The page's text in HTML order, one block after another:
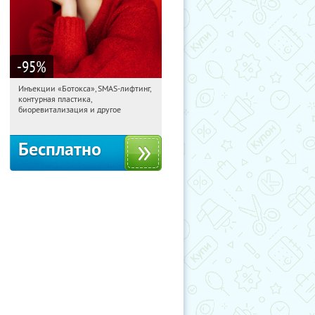
-95%
22:59:27 Получили:2948
Кантемировская
Инъекции «Ботокса», SMAS-лифтинг,
контурная пластика,
биоревитализация и другое
Бесплатно